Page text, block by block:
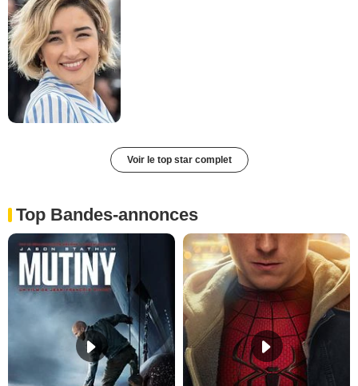
Voir le top star complet
Top Bandes-annonces